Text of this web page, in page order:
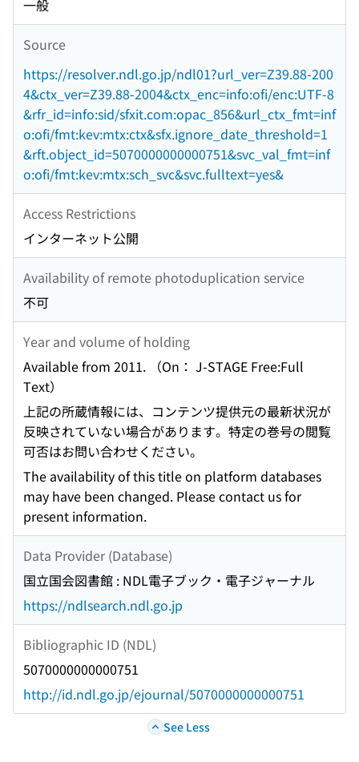
一般
Source
https://resolver.ndl.go.jp/ndl01?url_ver=Z39.88-200
4&ctx_ver=Z39.88-2004&ctx_enc=info:ofi/enc:UTF-8
&rfr_id=info:sid/sfxit.com:opac_856&url_ctx_fmt=inf
o:ofi/fmt:kev:mtx:ctx&sfx.ignore_date_threshold=1
&rft.object_id=5070000000000751&svc_val_fmt=inf
o:ofi/fmt:kev:mtx:sch_svc&svc.fulltext=yes&
Access Restrictions
インターネット公開
Availability of remote photoduplication service
不可
Year and volume of holding
Available from 2011. （On： J-STAGE Free:Full
Text）
上記の所蔵情報には、コンテンツ提供元の最新状況が
反映されていない場合があります。特定の巻号の閲覧
可否はお問い合わせください。
The availability of this title on platform databases
may have been changed. Please contact us for
present information.
Data Provider (Database)
国立国会図書館 : NDL電子ブック・電子ジャーナル
https://ndlsearch.ndl.go.jp
Bibliographic ID (NDL)
5070000000000751
http://id.ndl.go.jp/ejournal/5070000000000751
See Less